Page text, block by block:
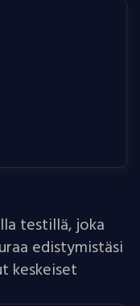
testillä, joka
edistymistäsi
keskeiset